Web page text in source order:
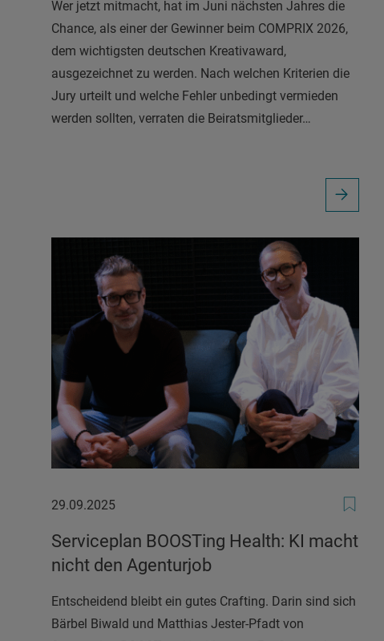
Wer jetzt mitmacht, hat im Juni nächsten Jahres die
Chance, als einer der Gewinner beim COMPRIX 2026,
dem wichtigsten deutschen Kreativaward,
ausgezeichnet zu werden. Nach welchen Kriterien die
Jury urteilt und welche Fehler unbedingt vermieden
werden sollten, verraten die Beiratsmitglieder…
29.09.2025
29.09.2025
Serviceplan BOOSTing Health: KI macht
nicht den Agenturjob
Entscheidend bleibt ein gutes Crafting. Darin sind sich
Bärbel Biwald und Matthias Jester-Pfadt von